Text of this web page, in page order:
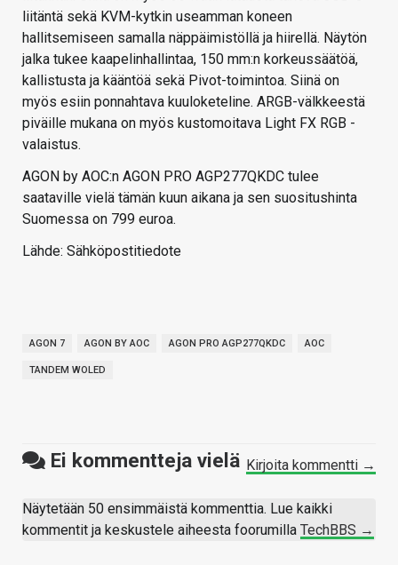
liitäntä sekä KVM-kytkin useamman koneen
hallitsemiseen samalla näppäimistöllä ja hiirellä. Näytön
jalka tukee kaapelinhallintaa, 150 mm:n korkeussäätöä,
kallistusta ja kääntöä sekä Pivot-toimintoa. Siinä on
myös esiin ponnahtava kuuloketeline. ARGB-välkkeestä
piväille mukana on myös kustomoitava Light FX RGB -
valaistus.
AGON by AOC:n AGON PRO AGP277QKDC tulee
saataville vielä tämän kuun aikana ja sen suositushinta
Suomessa on 799 euroa.
Lähde: Sähköpostitiedote
AGON 7 AGON BY AOC AGON PRO AGP277QKDC AOC
TANDEM WOLED
Ei kommentteja vielä Kirjoita kommentti →
Näytetään 50 ensimmäistä kommenttia. Lue kaikki
kommentit ja keskustele aiheesta foorumilla TechBBS →